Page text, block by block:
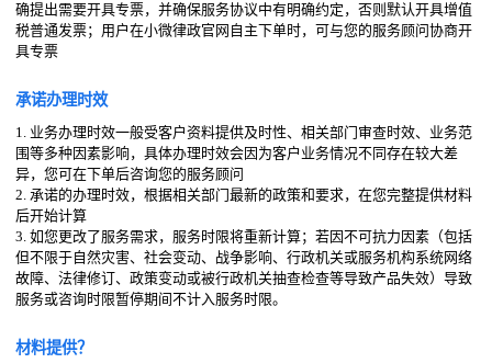
确提出需要开具专票，并确保服务协议中有明确约定，否则默认开具增值
税普通发票；用户在小微律政官网自主下单时，可与您的服务顾问协商开
具专票
承诺办理时效
1. 业务办理时效一般受客户资料提供及时性、相关部门审查时效、业务范
围等多种因素影响，具体办理时效会因为客户业务情况不同存在较大差
异，您可在下单后咨询您的服务顾问
2. 承诺的办理时效，根据相关部门最新的政策和要求，在您完整提供材料
后开始计算
3. 如您更改了服务需求，服务时限将重新计算；若因不可抗力因素（包括
但不限于自然灾害、社会变动、战争影响、行政机关或服务机构系统网络
故障、法律修订、政策变动或被行政机关抽查检查等导致产品失效）导致
服务或咨询时限暂停期间不计入服务时限。
材料提供？